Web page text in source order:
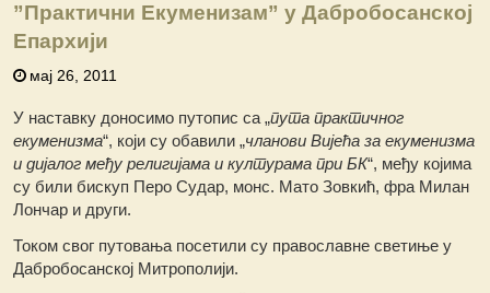
”Практични Екуменизам” у Дабробосанској
Епархији
мај 26, 2011
У наставку доносимо путопис са „пута практичног
екуменизма“, који су обавили „чланови Вијећа за екуменизма
и дијалог међу религијама и културама при БК“, међу којима
су били бискуп Перо Судар, монс. Мато Зовкић, фра Милан
Лончар и други.
Током свог путовања посетили су православне светиње у
Дабробосанској Митрополији.